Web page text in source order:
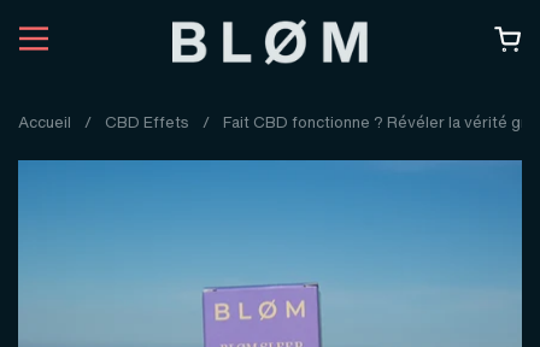
Accueil / CBD Effets / Fait CBD fonctionne ? Révéler la vérité